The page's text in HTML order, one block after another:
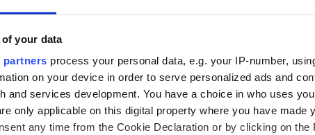
your data
partners process your personal data, e.g. your IP-number,
on your device in order to serve personalized ads and
and services development. You have a choice in who uses
only applicable on this digital property where you have made
any time from the Cookie Declaration or by clicking on the
*